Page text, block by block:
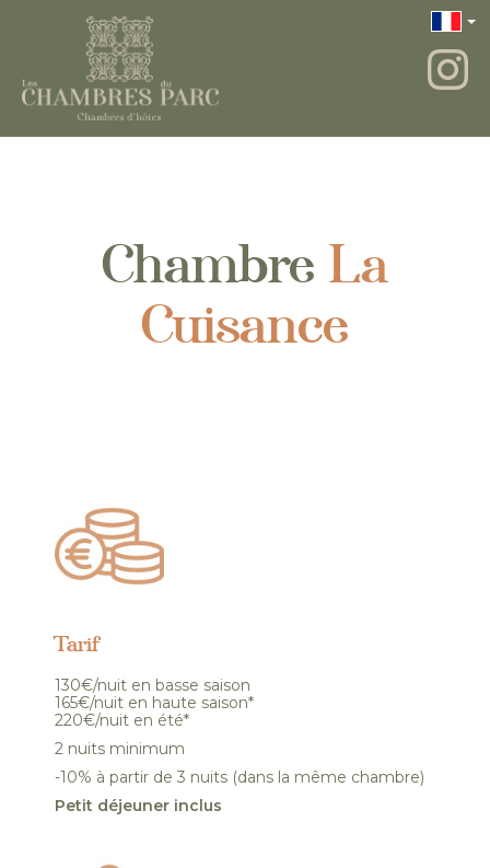
ChambreLa
Cuisance
Tarif
130€/nuit en basse saison
165€/nuit en haute saison*
220€/nuit en été*
2 nuits minimum
-10% à partir de 3 nuits (dans la même chambre)
Petit déjeuner inclus